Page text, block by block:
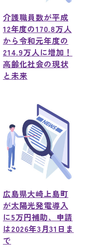
介護職員数が平成
12年度の170.8万人
から令和元年度の
214.9万人に増加！
高齢化社会の現状
と未来
広島県大崎上島町
が太陽光発電導入
に5万円補助、申請
は2026年3月31日ま
で